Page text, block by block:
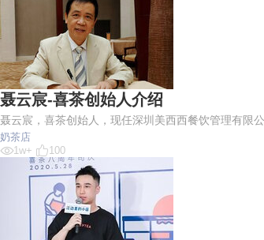
聂云宸-喜茶创始人介绍
聂云宸，喜茶创始人，现任深圳美西西餐饮管理有限
奶茶店
1w+
100